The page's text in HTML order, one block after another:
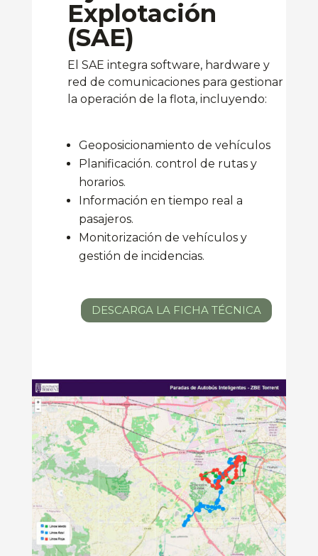
Explotación
(SAE)
El SAE integra software, hardware y
red de comunicaciones para gestionar
la operación de la flota, incluyendo:
Geoposicionamiento de vehículos
Planificación. control de rutas y
horarios.
Información en tiempo real a
pasajeros.
Monitorización de vehículos y
gestión de incidencias.
DESCARGA LA FICHA TÉCNICA